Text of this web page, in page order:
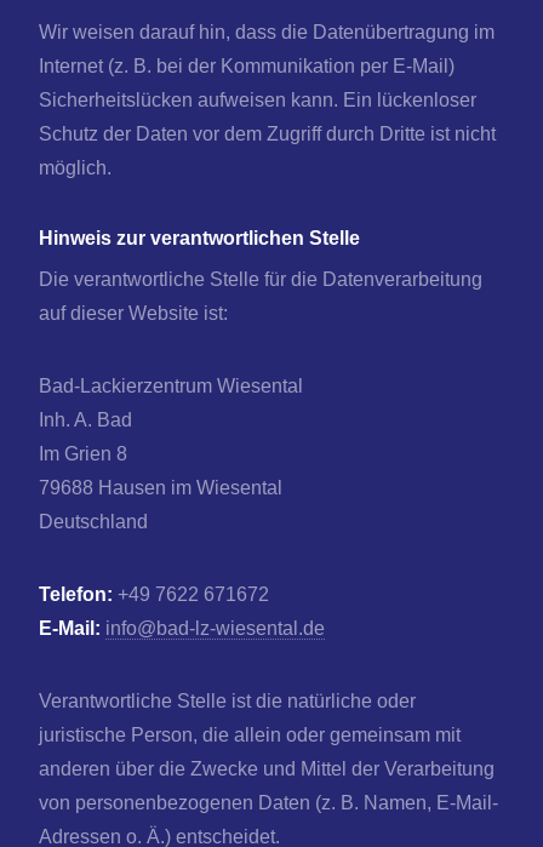
Wir weisen darauf hin, dass die Datenübertragung im
Internet (z. B. bei der Kommunikation per E-Mail)
Sicherheitslücken aufweisen kann. Ein lückenloser
Schutz der Daten vor dem Zugriff durch Dritte ist nicht
möglich.
Hinweis zur verantwortlichen Stelle
Die verantwortliche Stelle für die Datenverarbeitung
auf dieser Website ist:
Bad-Lackierzentrum Wiesental
Inh. A. Bad
Im Grien 8
79688 Hausen im Wiesental
Deutschland
Telefon: +49 7622 671672
E-Mail: info@bad-lz-wiesental.de
Verantwortliche Stelle ist die natürliche oder
juristische Person, die allein oder gemeinsam mit
anderen über die Zwecke und Mittel der Verarbeitung
von personenbezogenen Daten (z. B. Namen, E-Mail-
Adressen o. Ä.) entscheidet.